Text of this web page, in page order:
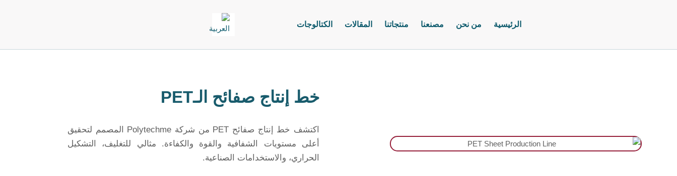
الرئيسية من نحن مصنعنا منتجاتنا المقالات الكتالوجات
خط إنتاج صفائح الـPET
اكتشف خط إنتاج صفائح PET من شركة Polytechme المصمم لتحقيق
أعلى مستويات الشفافية والقوة والكفاءة. مثالي للتغليف، التشكيل
الحراري، والاستخدامات الصناعية.